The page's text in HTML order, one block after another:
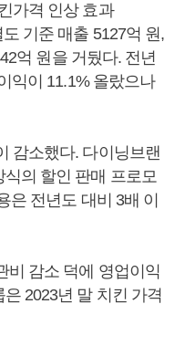
가격 인상 효과
기준 매출 5127억 원,
억 원을 거뒀다. 전년
익이 11.1% 올랐으나
감소했다. 다이닝브랜
의 할인 판매 프로모
은 전년도 대비 3배 이
비 감소 덕에 영업이익
2023년 말 치킨 가격